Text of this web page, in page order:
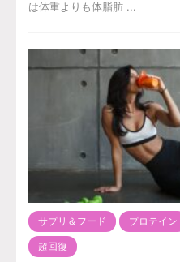
は体重よりも体脂肪 ...
サプリ＆フード プロテイン
超回復